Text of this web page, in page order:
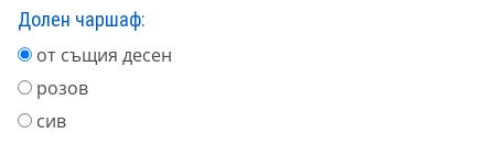
Долен чаршаф:
от същия десен
розов
сив